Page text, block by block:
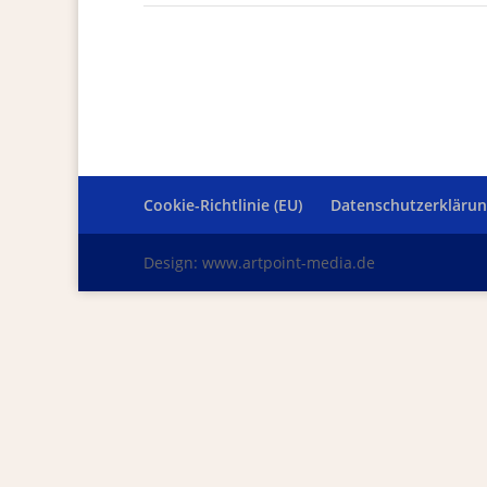
Cookie-Richtlinie (EU)
Design: www.artpoint-media.de